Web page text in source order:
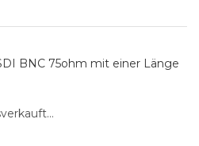
BNC 75ohm mit einer Länge